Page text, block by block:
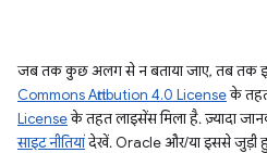
जब तक कुछ अलग से न बताया जाए, तब तक
Commons Attribution 4.0 Licenseके
Licenseके तहत लाइसेंस मिला है. ज़्यादा
साइट नीतियांदेखें. Oracle और/या इससे जुड़ी